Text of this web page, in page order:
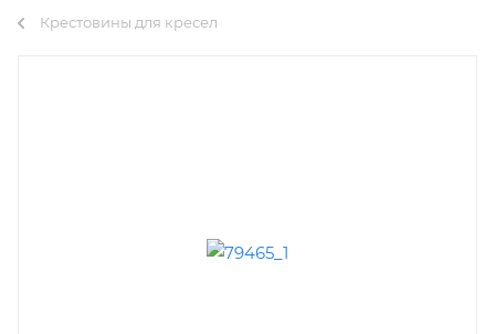
Крестовины для кресел